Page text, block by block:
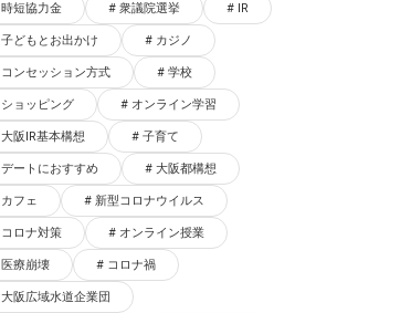
時短協力金 衆議院選挙 IR
子どもとお出かけ カジノ
コンセッション方式 学校
ショッピング オンライン学習
大阪IR基本構想 子育て
デートにおすすめ 大阪都構想
カフェ 新型コロナウイルス
コロナ対策 オンライン授業
医療崩壊 コロナ禍
大阪広域水道企業団